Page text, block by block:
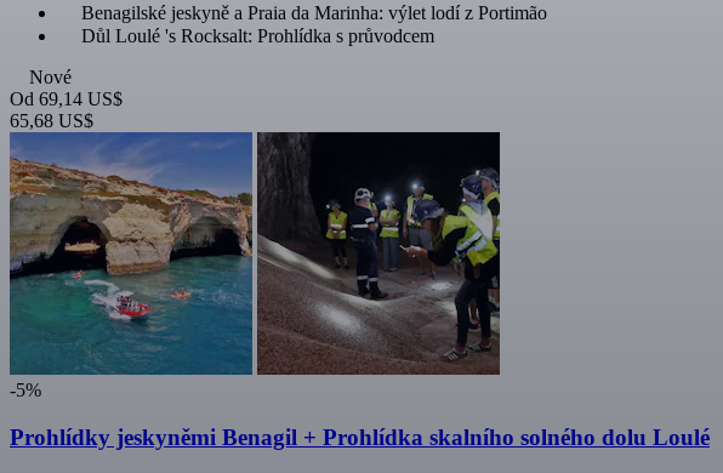
Benagilské jeskyně a Praia da Marinha: výlet lodí z Portimão
Důl Loulé 's Rocksalt: Prohlídka s průvodcem
Nové
Od 69,14 US$
65,68 US$
-5%
Prohlídky jeskyněmi Benagil + Prohlídka skalního solného dolu Loulé